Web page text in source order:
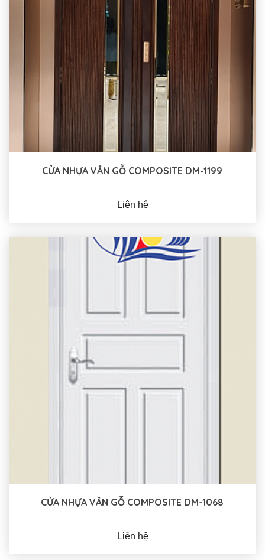
CỬA NHỰA VÂN GỖ COMPOSITE DM-1199
Liên hệ
CỬA NHỰA VÂN GỖ COMPOSITE DM-1068
Liên hệ